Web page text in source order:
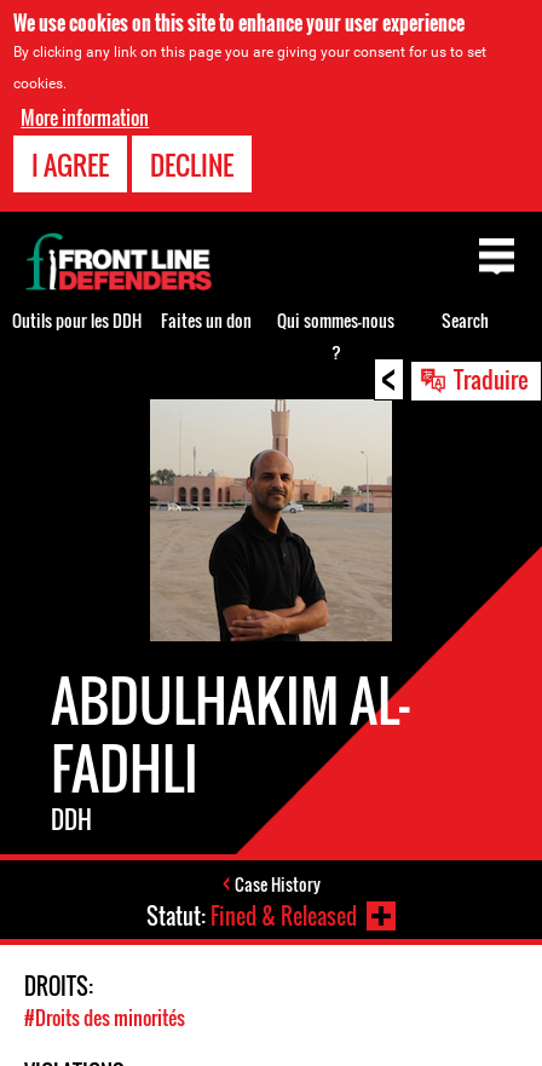
We use cookies on this site to enhance your user experience
By clicking any link on this page you are giving your consent for us to set
cookies.
More information
I AGREE DECLINE
< Traduire
ABDULHAKIM AL-
FADHLI
DDH
Case History
Statut:Fined & Released
DROITS:
#Droits des minorités
Back
to
top
Outils pour les DDH Faites un don
Qui sommes-nous
?
Search